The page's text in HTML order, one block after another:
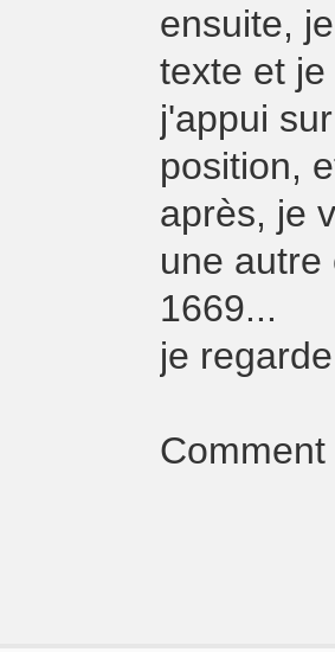
ensuite,
texte et
j'appui
position,
après, je
une autre
1669...
je